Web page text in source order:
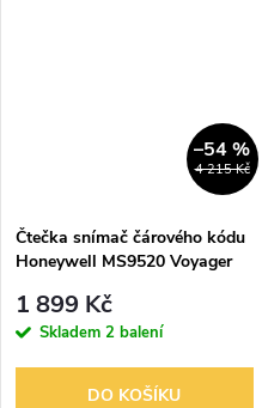
4 215 Kč
–54 %
Čtečka snímač čárového kódu
Honeywell MS9520 Voyager
1 899 Kč
Skladem 2 balení
DO KOŠÍKU